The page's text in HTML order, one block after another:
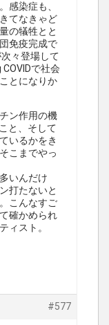
感染症も、
てなきゃど
の犠牲とと
免疫完成で
々登場して
で社会
とになりか
ン作用の機
と、そして
いるかをき
こまでやっ
いんだけ
打たないと
こんなすご
確かめられ
ィスト。
#577